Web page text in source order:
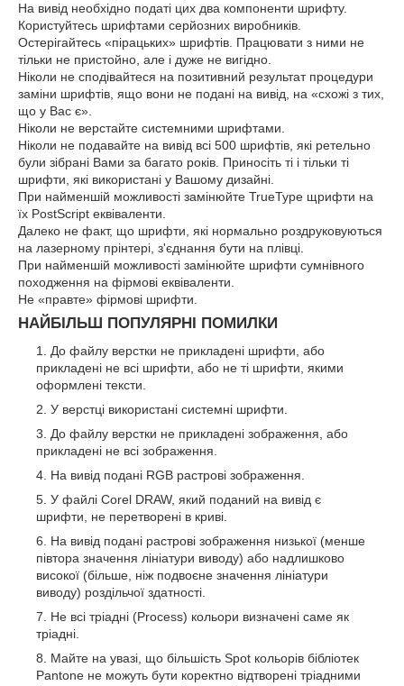
На вивід необхідно податі цих два компоненти шрифту.
Користуйтесь шрифтами серйозних виробників.
Остерігайтесь «пірацьких» шрифтів. Працювати з ними не
тільки не пристойно, але і дуже не вигідно.
Ніколи не сподівайтеся на позитивний результат процедури
заміни шрифтів, ящо вони не подані на вивід, на «схожі з тих,
що у Вас є».
Ніколи не верстайте системними шрифтами.
Ніколи не подавайте на вивід всі 500 шрифтів, які ретельно
були зібрані Вами за багато років. Приносіть ті і тільки ті
шрифти, які використані у Вашому дизайні.
При найменшій можливості замінюйте TrueType щрифти на
їх PostScript еквіваленти.
Далеко не факт, що шрифти, які нормально роздруковуються
на лазерному прінтері, з'єднання бути на плівці.
При найменшій можливості замінюйте шрифти сумнівного
походження на фірмові еквіваленти.
Не «правте» фірмові шрифти.
НАЙБІЛЬШ ПОПУЛЯРНІ ПОМИЛКИ
До файлу верстки не прикладені шрифти, або
прикладені не всі шрифти, або не ті шрифти, якими
оформлені тексти.
У верстці використані системні шрифти.
До файлу верстки не прикладені зображення, або
прикладені не всі зображення.
На вивід подані RGB растрові зображення.
У файлі Corel DRAW, який поданий на вивід є
шрифти, не перетворені в криві.
На вивід подані растрові зображення низької (менше
півтора значення лініатури виводу) або надлишково
високої (більше, ніж подвоєне значення лініатури
виводу) роздільчої здатності.
Не всі тріадні (Process) кольори визначені саме як
тріадні.
Майте на увазі, що більшість Spot кольорів бібліотек
Pantone не можуть бути коректно відтворені тріадними